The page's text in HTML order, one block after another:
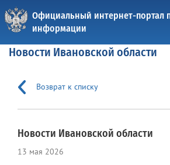
Официальный интернет-портал
информации
Новости Ивановской области
Возврат к списку
Новости Ивановской области
13 мая 2026